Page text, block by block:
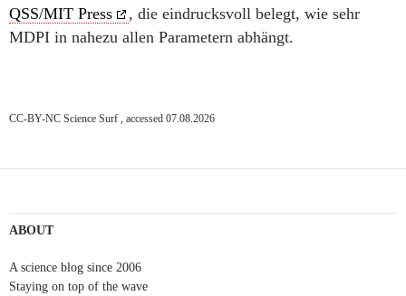
QSS/MIT Press
, die eindrucksvoll belegt, wie sehr
MDPI in nahezu allen Parametern abhängt.
CC-BY-NC Science Surf , accessed 07.08.2026
navigation
ABOUT
A science blog since 2006
Staying on top of the wave